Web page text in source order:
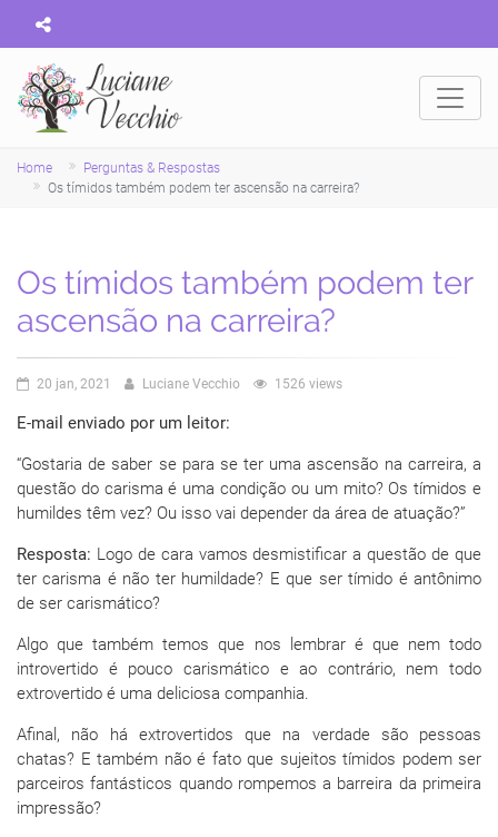
Home
Perguntas & Respostas
Os tímidos também podem ter ascensão na carreira?
Os tímidos também podem ter
ascensão na carreira?
20 jan, 2021 Luciane Vecchio 1526 views
E-mail enviado por um leitor:
“Gostaria de saber se para se ter uma ascensão na carreira, a
questão do carisma é uma condição ou um mito? Os tímidos e
humildes têm vez? Ou isso vai depender da área de atuação?”
Resposta: Logo de cara vamos desmistificar a questão de que
ter carisma é não ter humildade? E que ser tímido é antônimo
de ser carismático?
Algo que também temos que nos lembrar é que nem todo
introvertido é pouco carismático e ao contrário, nem todo
extrovertido é uma deliciosa companhia.
Afinal, não há extrovertidos que na verdade são pessoas
chatas? E também não é fato que sujeitos tímidos podem ser
parceiros fantásticos quando rompemos a barreira da primeira
impressão?